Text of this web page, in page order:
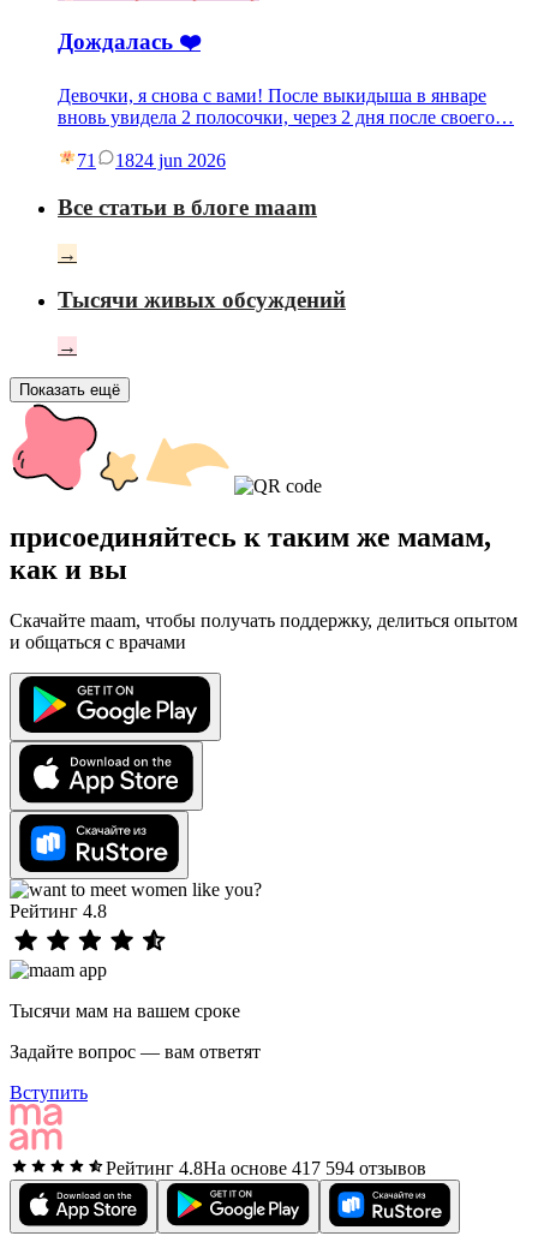
Дождалась ❤️
Девочки, я снова с вами! После выкидыша в январе
вновь увидела 2 полосочки, через 2 дня после своего…
71 1824 jun 2026
Все статьи в блоге maam
→
Тысячи живых обсуждений
→
Показать ещё
присоединяйтесь к таким же мамам,
как и вы
Скачайте maam, чтобы получать поддержку, делиться опытом
и общаться с врачами
Рейтинг 4.8
Тысячи мам на вашем сроке
Задайте вопрос — вам ответят
Вступить
Рейтинг 4.8На основе 417 594 отзывов